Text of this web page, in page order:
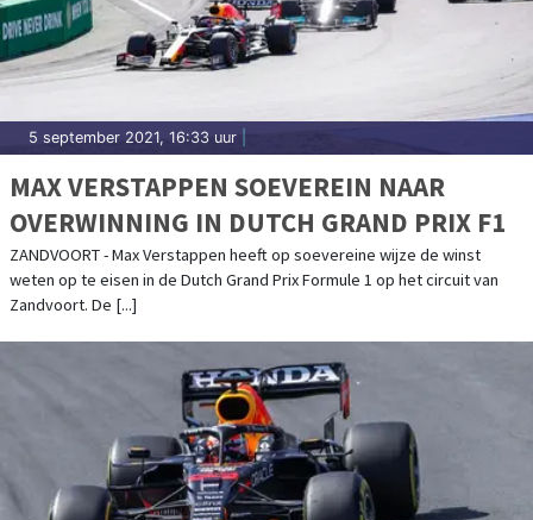
5 september 2021, 16:33 uur
MAX VERSTAPPEN SOEVEREIN NAAR
OVERWINNING IN DUTCH GRAND PRIX F1
ZANDVOORT - Max Verstappen heeft op soevereine wijze de winst
weten op te eisen in de Dutch Grand Prix Formule 1 op het circuit van
Zandvoort. De [...]